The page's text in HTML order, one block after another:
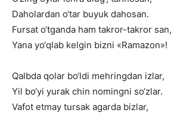
Daholardan o‘tar buyuk dahosan.
Fursat o‘tganda ham takror-takror san,
Yana yo‘qlab kelgin bizni «Ramazon»!
Qalbda qolar bo‘ldi mehringdan izlar,
Yil bo‘yi yurak chin nomingni so‘zlar.
Vafot etmay tursak agarda bizlar,